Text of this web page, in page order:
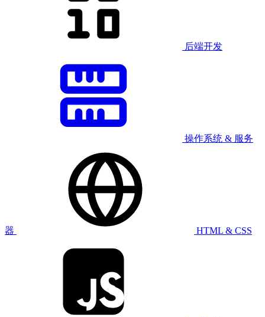
后端开发
操作系统 & 服务
器 HTML & CSS